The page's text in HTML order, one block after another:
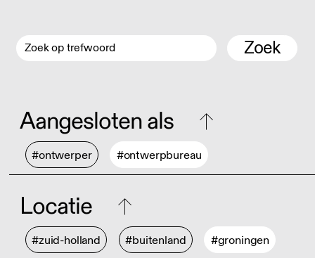
Zoek
Aangesloten als
#ontwerper #ontwerpbureau
Locatie
#zuid-holland #buitenland #groningen